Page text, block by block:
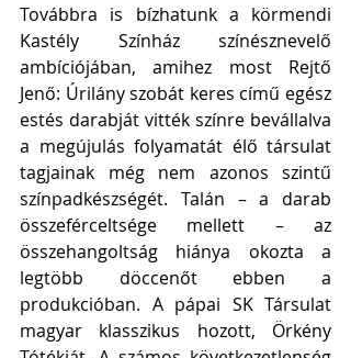
Továbbra is bízhatunk a körmendi
Kastély Színház színésznevelő
ambíciójában, amihez most Rejtő
Jenő: Úrilány szobát keres című egész
estés darabját vitték színre bevállalva
a megújulás folyamatát élő társulat
tagjainak még nem azonos szintű
színpadkészségét. Talán – a darab
összeférceltsége mellett – az
összehangoltság hiánya okozta a
legtöbb döccenőt ebben a
produkcióban. A pápai SK Társulat
magyar klasszikus hozott, Örkény